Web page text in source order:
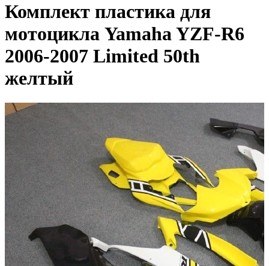
Комплект пластика для
мотоцикла Yamaha YZF-R6
2006-2007 Limited 50th
желтый